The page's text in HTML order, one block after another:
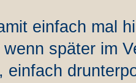
einfach mal
später im
einfach